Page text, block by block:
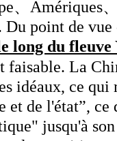
、Amériques
Du point de
long du fleuve
faisable. La
idéaux, ce
et de l'état”, ce
jusqu'à